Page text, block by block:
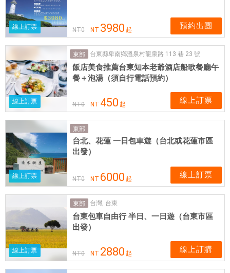
線上訂票 NT0 NT 3980 起 預約出團
線上訂票
東部 台東縣卑南鄉溫泉村龍泉路 113 巷 23 號
飯店美食推薦台東知本老爺酒店船歌餐廳午
餐＋泡湯（須自行電話預約）
NT0 NT 450 起 線上訂票
線上訂票
東部
台北、花蓮 一日包車遊（台北或花蓮市區
出發）
NT0 NT 6000 起 線上訂票
線上訂票
東部 台灣, 台東
台東包車自由行 半日、一日遊（台東市區
出發）
NT0 NT 2880 起 線上訂購